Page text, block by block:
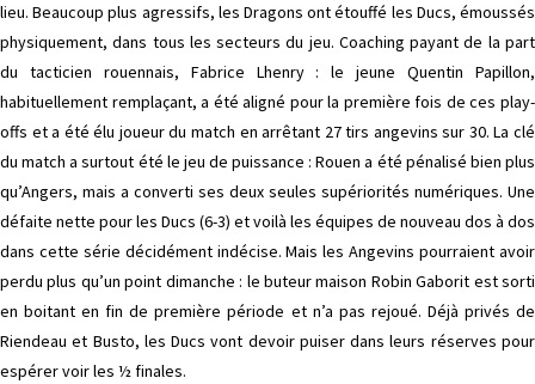
lieu. Beaucoup plus agressifs, les Dragons ont étouffé les Ducs, émoussés
physiquement, dans tous les secteurs du jeu. Coaching payant de la part
du tacticien rouennais, Fabrice Lhenry : le jeune Quentin Papillon,
habituellement remplaçant, a été aligné pour la première fois de ces play-
offs et a été élu joueur du match en arrêtant 27 tirs angevins sur 30. La clé
du match a surtout été le jeu de puissance : Rouen a été pénalisé bien plus
qu’Angers, mais a converti ses deux seules supériorités numériques. Une
défaite nette pour les Ducs (6-3) et voilà les équipes de nouveau dos à dos
dans cette série décidément indécise. Mais les Angevins pourraient avoir
perdu plus qu’un point dimanche : le buteur maison Robin Gaborit est sorti
en boitant en fin de première période et n’a pas rejoué. Déjà privés de
Riendeau et Busto, les Ducs vont devoir puiser dans leurs réserves pour
espérer voir les ½ finales.